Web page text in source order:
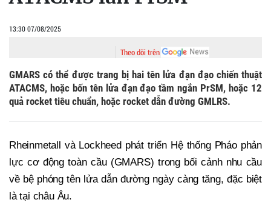
13:30 07/08/2025
Theo dõi trên
GMARS có thể được trang bị hai tên lửa đạn đạo chiến thuật
ATACMS, hoặc bốn tên lửa đạn đạo tầm ngắn PrSM, hoặc 12
quả rocket tiêu chuẩn, hoặc rocket dẫn đường GMLRS.
Rheinmetall và Lockheed phát triển Hệ thống Pháo phản
lực cơ động toàn cầu (GMARS) trong bối cảnh nhu cầu
về bệ phóng tên lửa dẫn đường ngày càng tăng, đặc biệt
là tại châu Âu.